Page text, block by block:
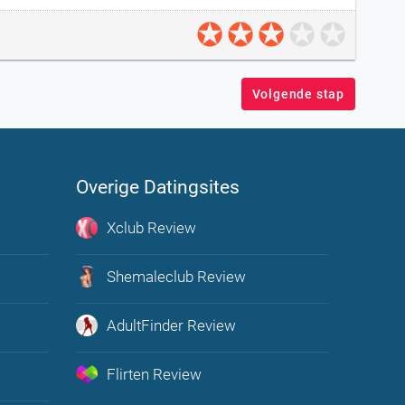
Volgende stap
in de
en
Overige Datingsites
Xclub Review
Shemaleclub Review
AdultFinder Review
Flirten Review